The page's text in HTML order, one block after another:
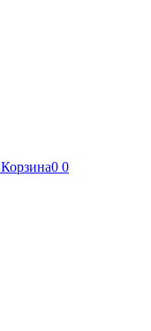
Корзина0 0